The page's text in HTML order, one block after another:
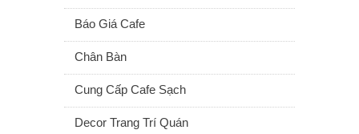
Báo Giá Cafe
Chân Bàn
Cung Cấp Cafe Sạch
Decor Trang Trí Quán